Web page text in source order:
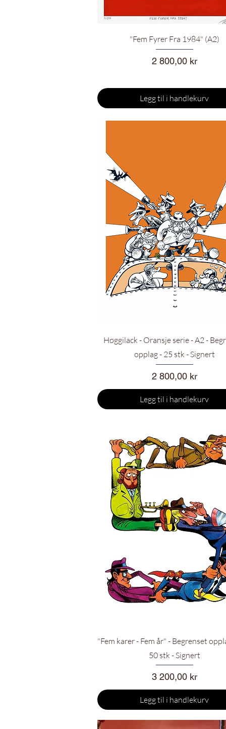
Hurtigvisning
"Fem Fyrer Fra 1984" (A2)
Pris
2 800,00 kr
Legg til i handlekurv
Hurtigvisning
Høggilack - Oransje serie - A2 -
opplag - 25 stk - Signert
Pris
2 800,00 kr
Legg til i handlekurv
Hurtigvisning
"Fem karer - Fem år" - Begrenset
50 stk - Signert
Pris
3 200,00 kr
Legg til i handlekurv